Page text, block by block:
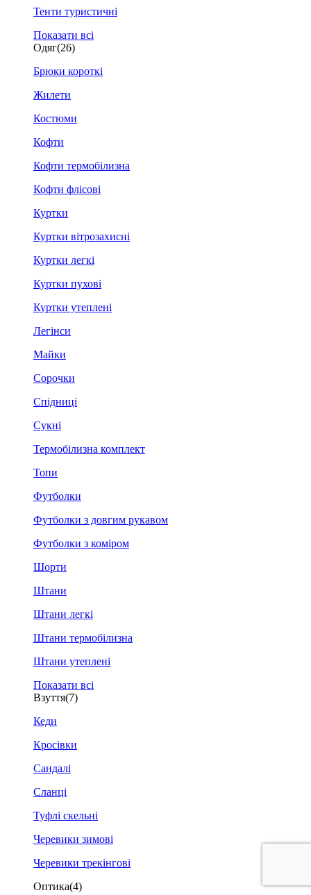
Тенти туристичні
Показати всі
Одяг(26)
Брюки короткі
Жилети
Костюми
Кофти
Кофти термобілизна
Кофти флісові
Куртки
Куртки вітрозахисні
Куртки легкі
Куртки пухові
Куртки утеплені
Легінси
Майки
Сорочки
Спідниці
Сукні
Термобілизна комплект
Топи
Футболки
Футболки з довгим рукавом
Футболки з коміром
Шорти
Штани
Штани легкі
Штани термобілизна
Штани утеплені
Показати всі
Взуття(7)
Кеди
Кросівки
Сандалі
Сланці
Туфлі скельні
Черевики зимові
Черевики трекінгові
Оптика(4)